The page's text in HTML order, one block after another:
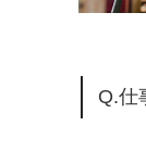
Q.仕